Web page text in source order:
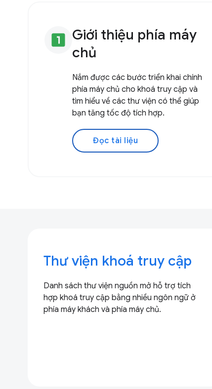
looks_one Giới thiệu phía máy
chủ
Nắm được các bước triển khai chính
phía máy chủ cho khoá truy cập và
tìm hiểu về các thư viện có thể giúp
bạn tăng tốc độ tích hợp.
Đọc tài liệu
Thư viện khoá truy cập
Danh sách thư viện nguồn mở hỗ trợ tích
hợp khoá truy cập bằng nhiều ngôn ngữ ở
phía máy khách và phía máy chủ.